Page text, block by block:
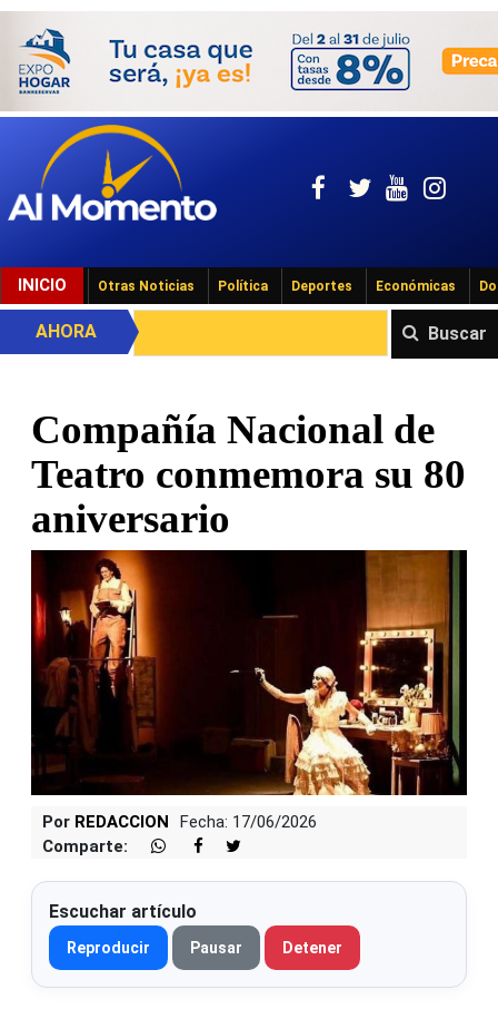
INICIO Otras Noticias Política Deportes Económicas
Buscar
AHORA
Compañía Nacional de
Teatro conmemora su 80
aniversario
Por REDACCION
Fecha: 17/06/2026
Comparte:
Escuchar artículo
Reproducir Pausar Detener